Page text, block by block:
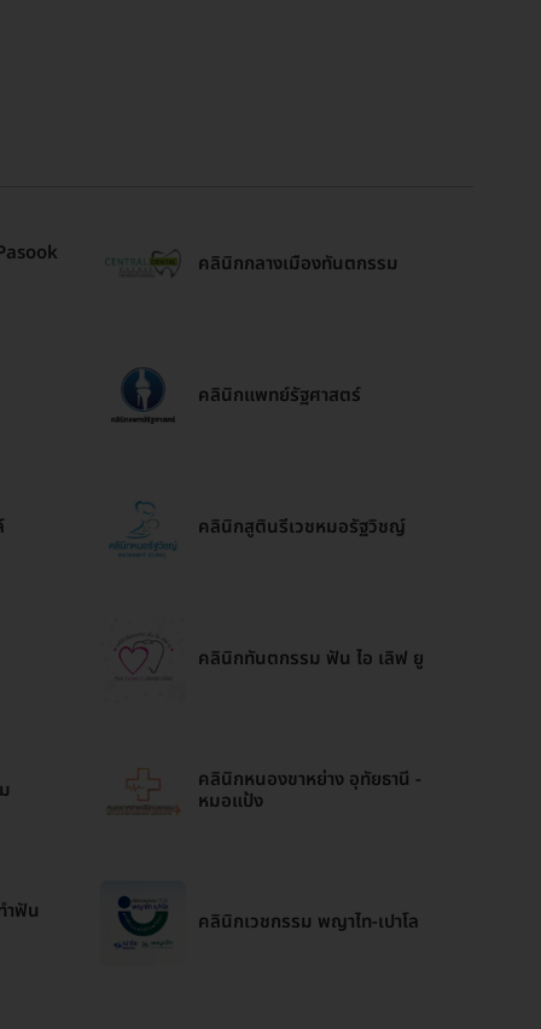
คลินิกกลางเมืองทันตกรรม
คลินิกแพทย์รัฐศาสตร์
คลินิกสูตินรีเวชหมอรัฐวิชญ์
คลินิกทันตกรรม ฟัน ไอ เลิฟ ยู
คลินิกหนองขาหย่าง อุทัยธานี -
หมอแป้ง
ำฟัน คลินิกเวชกรรม พญาไท-เปาโล